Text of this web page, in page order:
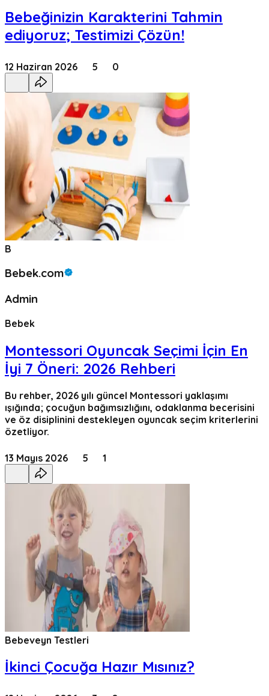
Bebeğinizin Karakterini Tahmin
ediyoruz; Testimizi Çözün!
12 Haziran 2026 5 0
B
Bebek.com
Admin
Bebek
Montessori Oyuncak Seçimi İçin En
İyi 7 Öneri: 2026 Rehberi
Bu rehber, 2026 yılı güncel Montessori yaklaşımı
ışığında; çocuğun bağımsızlığını, odaklanma becerisini
ve öz disiplinini destekleyen oyuncak seçim kriterlerini
özetliyor.
13 Mayıs 2026 5 1
Bebeveyn Testleri
İkinci Çocuğa Hazır Mısınız?